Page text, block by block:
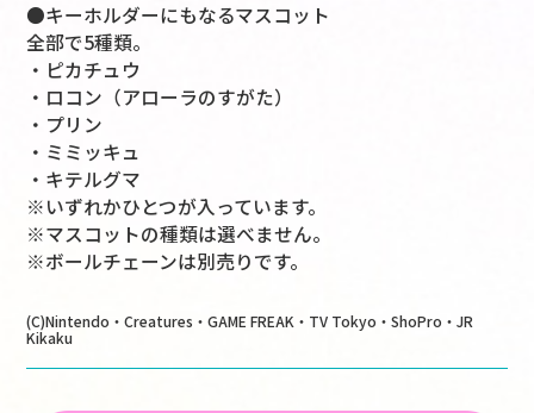
●キーホルダーにもなるマスコット
全部で5種類。
・ピカチュウ
・ロコン（アローラのすがた）
・プリン
・ミミッキュ
・キテルグマ
※いずれかひとつが入っています。
※マスコットの種類は選べません。
※ボールチェーンは別売りです。
(C)Nintendo・Creatures・GAME FREAK・TV Tokyo・ShoPro・JR
Kikaku